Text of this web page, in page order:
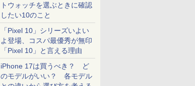
トウォッチを選ぶときに確認
したい10のこと
「Pixel 10」シリーズいよい
よ登場、コスパ最優秀が無印
「Pixel 10」と言える理由
iPhone 17は買うべき？ ど
のモデルがいい？ 各モデル